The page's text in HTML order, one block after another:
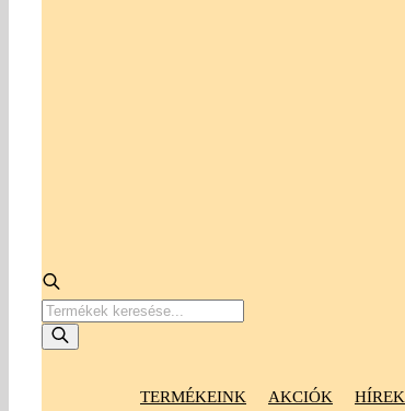
Products
search
TERMÉKEINK AKCIÓK HÍREK